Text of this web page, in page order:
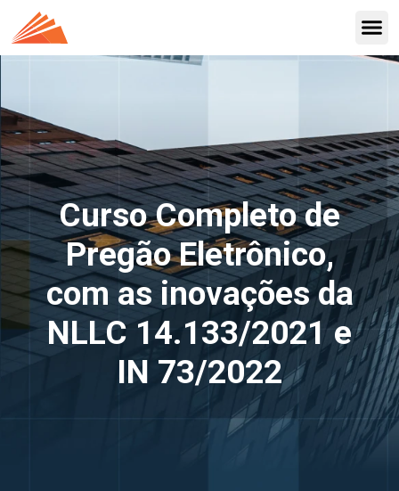
Curso Completo de
Pregão Eletrônico,
com as inovações da
NLLC 14.133/2021 e
IN 73/2022